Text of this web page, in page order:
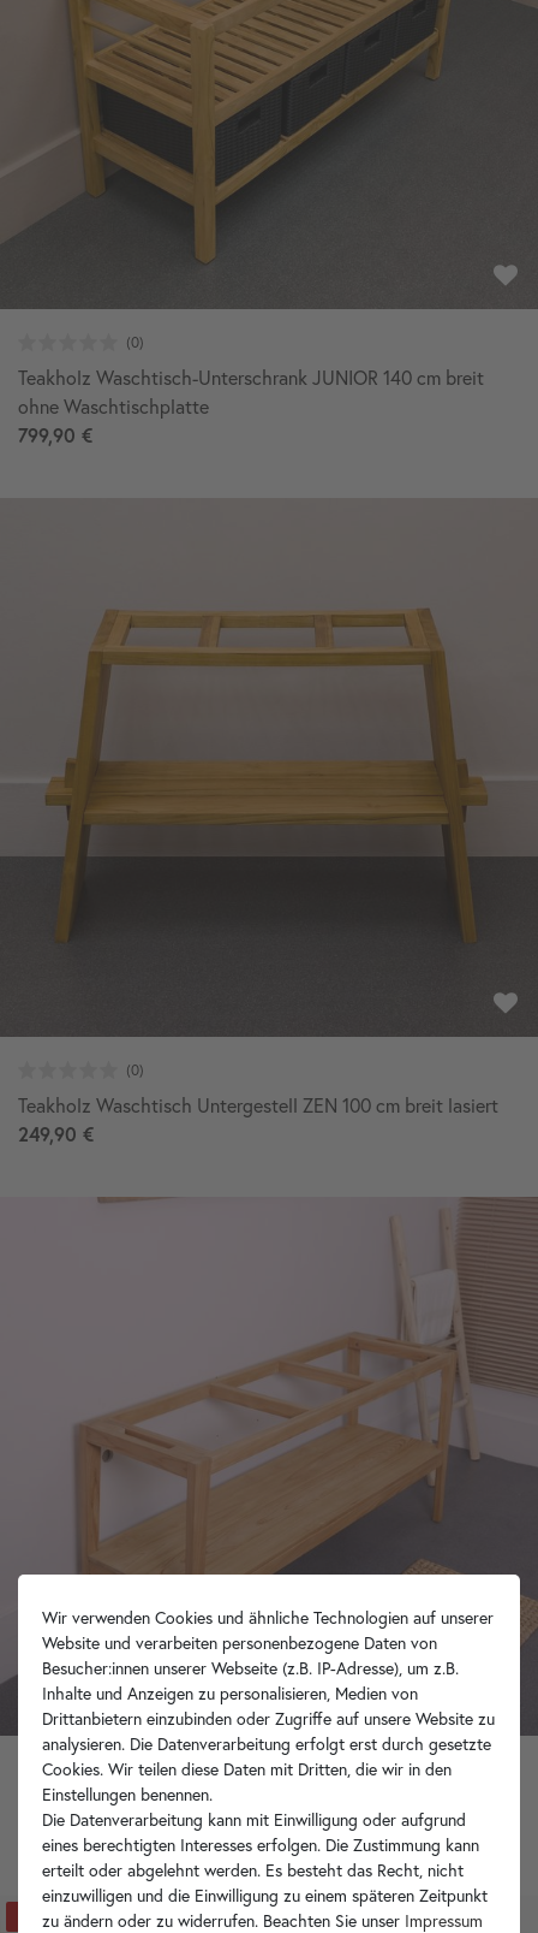
Teakholz Waschtisch-Unterschrank JUNIOR 140 cm breit
ohne Waschtischplatte
799,90 €
Teakholz Waschtisch Untergestell ZEN 100 cm breit lasiert
249,90 €
Teakholz Waschtisch Untergestell TITIN 160 cm breit
699,90 €
-25%
Wir verwenden Cookies und ähnliche Technologien auf unserer
Website und verarbeiten personenbezogene Daten von
Besucher:innen unserer Webseite (z.B. IP-Adresse), um z.B.
Inhalte und Anzeigen zu personalisieren, Medien von
Drittanbietern einzubinden oder Zugriffe auf unsere Website zu
analysieren. Die Datenverarbeitung erfolgt erst durch gesetzte
Cookies. Wir teilen diese Daten mit Dritten, die wir in den
Einstellungen benennen.
Die Datenverarbeitung kann mit Einwilligung oder aufgrund
eines berechtigten Interesses erfolgen. Die Zustimmung kann
erteilt oder abgelehnt werden. Es besteht das Recht, nicht
einzuwilligen und die Einwilligung zu einem späteren Zeitpunkt
zu ändern oder zu widerrufen. Beachten Sie unser Impressum